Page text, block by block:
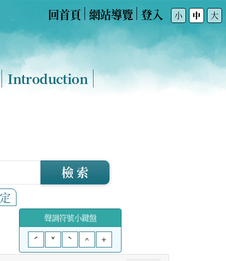
回首頁 網站導覽 登入 小 中 大
Introduction
檢 索
聲調符號小鍵盤
ˊ
ˇ ˋ ^ +